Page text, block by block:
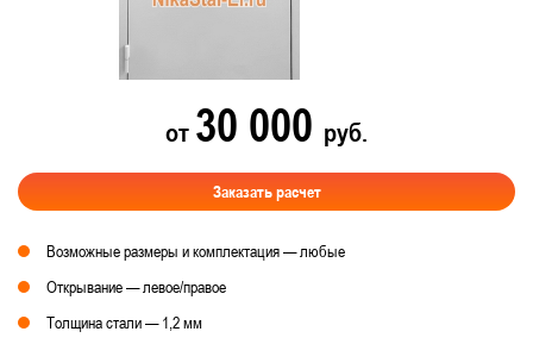
от 30 000 руб.
Заказать расчет
Возможные размеры и комплектация — любые
Открывание — левое/правое
Толщина стали — 1,2 мм